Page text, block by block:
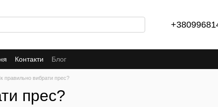
Контакти Блог
правильно вибрати прес?
прес?